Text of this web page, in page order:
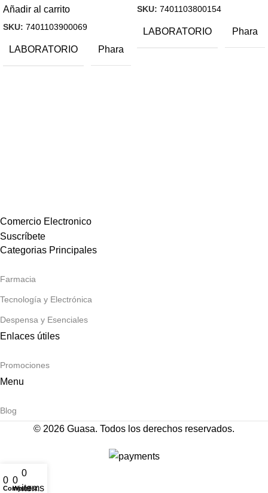
Añadir al carrito
SKU: 7401103900069
LABORATORIO Phara
SKU: 7401103800154
LABORATORIO Phara
Comercio Electronico
Suscríbete
Categorias Principales
Farmacia
Tecnología y Electrónica
Despensa y Esenciales
Enlaces útiles
Promociones
Menu
Blog
© 2026 Guasa. Todos los derechos reservados.
0
Compare
0
Wishlist
0
items